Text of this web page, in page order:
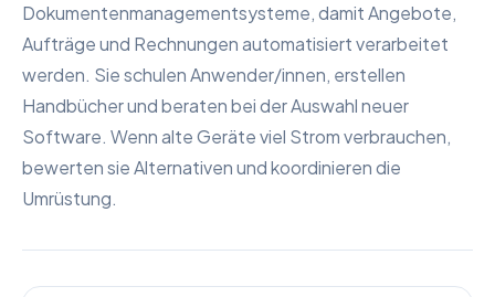
Dokumentenmanagementsysteme, damit Angebote,
Aufträge und Rechnungen automatisiert verarbeitet
werden. Sie schulen Anwender/innen, erstellen
Handbücher und beraten bei der Auswahl neuer
Software. Wenn alte Geräte viel Strom verbrauchen,
bewerten sie Alternativen und koordinieren die
Umrüstung.